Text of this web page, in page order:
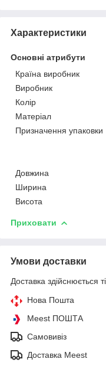
Характеристики
Основні атрибути
Країна виробник
Виробник
Колір
Матеріал
Призначення упаковки
Довжина
Ширина
Висота
Приховати
Умови доставки
Доставка здійснюється
Нова Пошта
Meest ПОШТА
Самовивіз
Доставка Meest